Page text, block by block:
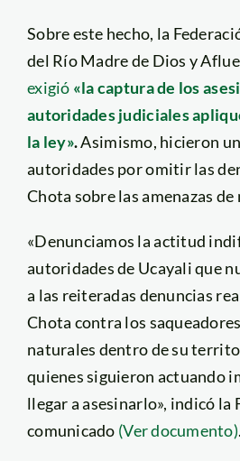
Sobre este hecho, la
del Río Madre de Dios y
exigió «la captura de los
autoridades judiciales
la ley».Asimismo, hicieron
autoridades por omitir las
Chota sobre las amenazas de
«Denunciamos la actitud
autoridades de Ucayali que
a las reiteradas denuncias
Chota contra los
naturales dentro de su
quienes siguieron actuando
llegar a asesinarlo», indicó la
comunicado (Ver documento).